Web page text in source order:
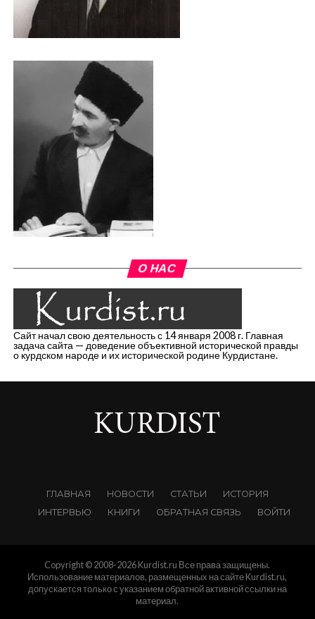
О НАС
Сайт начал свою деятельность с 14 января 2008 г. Главная
задача сайта — доведение объективной исторической правды
о курдском народе и их исторической родине Курдистане.
ГЛАВНАЯ НОВОСТИ СТАТЬИ
ИСТОРИЯ
ИНТЕРВЬЮ
КНИГИ ОБРАТНАЯ СВЯЗЬ ВОЙТИ
Copyright © 2008-2026 Kurdist.ru Все права защищены.
Использование материалов, размещенных на сайте Kurdist.ru,
допускается только с указанием обратной активной ссылки на
материал.